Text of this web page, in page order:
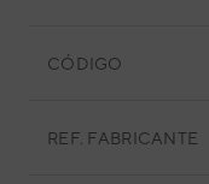
CÓDIGO
REF. FABRICANTE